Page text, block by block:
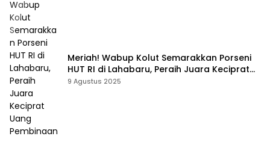
Meriah! Wabup Kolut Semarakkan Porseni
HUT RI di Lahabaru, Peraih Juara Keciprat
Uang Pembinaan
9 Agustus 2025